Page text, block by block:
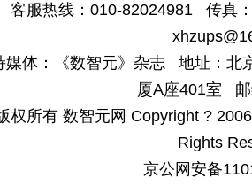
客服热线：010-82024981 传真
媒体：《数智元》杂志 地址：北
厦A座401室
权所有 数智元网 Copyright ?
Rights
京公网安备